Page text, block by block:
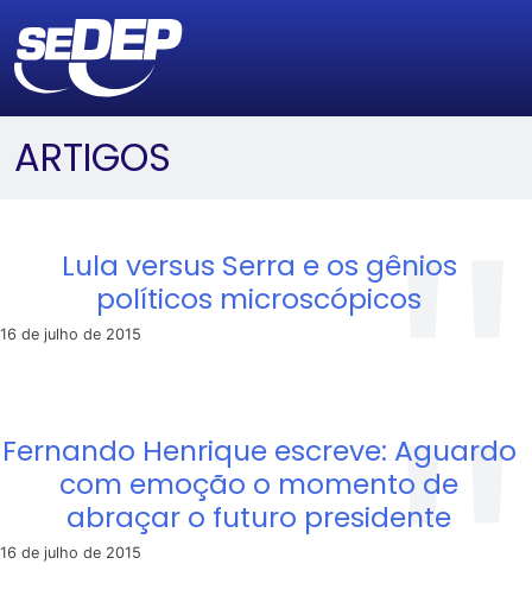
ARTIGOS
Lula versus Serra e os gênios
políticos microscópicos
16 de julho de 2015
Fernando Henrique escreve: Aguardo
com emoção o momento de
abraçar o futuro presidente
16 de julho de 2015